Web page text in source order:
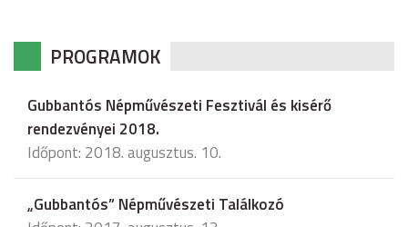
PROGRAMOK
Gubbantós Népművészeti Fesztivál és kisérő
rendezvényei 2018.
Időpont: 2018. augusztus. 10.
„Gubbantós” Népművészeti Találkozó